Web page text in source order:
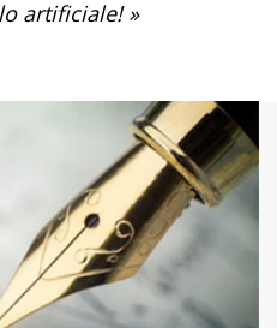
artificiale! »